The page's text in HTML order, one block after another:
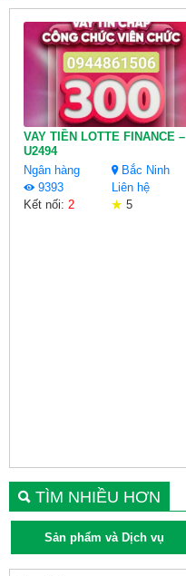
VAY TIỀN LOTTE FINANCE –
U2494
Ngân hàng
Bắc Ninh
9393
Liên hệ
Kết nối: 2 5
TÌM NHIỀU HƠN
Sản phẩm và Dịch vụ